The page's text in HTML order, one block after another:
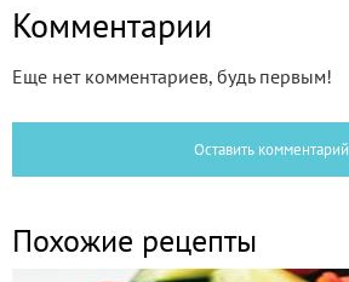
Комментарии
Еще нет комментариев, будь первым!
Оставить комментарий
Похожие рецепты